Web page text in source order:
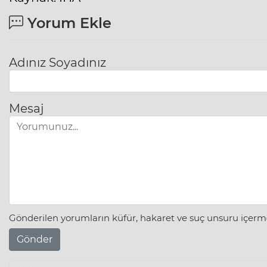
Yorum Ekle
Adınız Soyadınız
Mesaj
Gönderilen yorumların küfür, hakaret ve suç unsuru
Gönder